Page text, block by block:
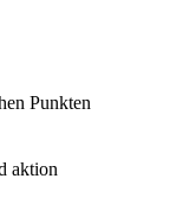
Punkten
aktion